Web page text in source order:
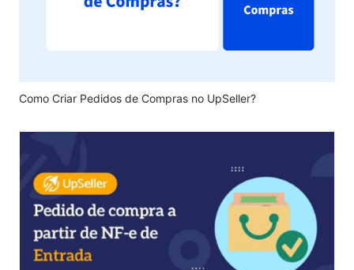
Como Criar Pedidos de Compras no UpSeller?